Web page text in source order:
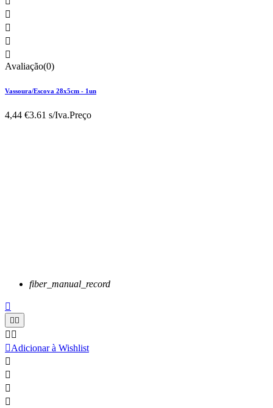




Avaliação(0)
Vassoura/Escova 28x5cm - 1un
4,44 €3.61 s/Iva.Preço
fiber_manual_record

 
 
Adicionar à Wishlist



